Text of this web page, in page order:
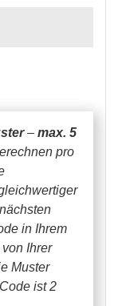
– max. 5
pro
in Ihrem
Ihrer
Muster
ist 2